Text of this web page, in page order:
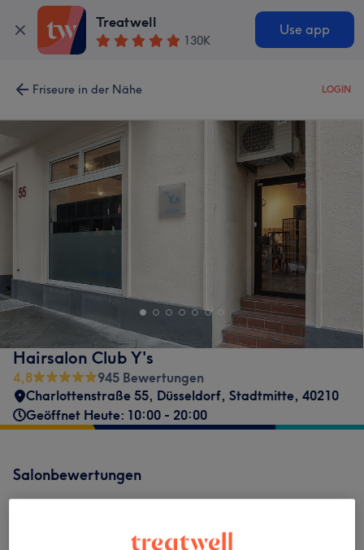
Treatwell
130K
Use app
Friseure in der Nähe LOGIN
Hairsalon Club Y's
4,8
945 Bewertungen
Charlottenstraße 55, Düsseldorf, Stadtmitte, 40210
Geöffnet Heute: 10:00 - 20:00
Salonbewertungen